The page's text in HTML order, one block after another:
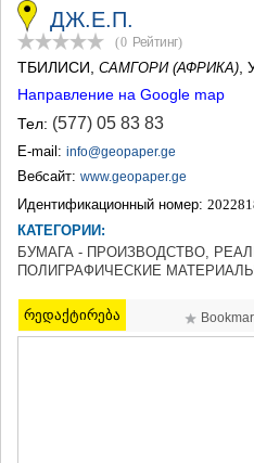
ЧОХАТАУРИ
УРЕКИ
ИМЕРЕТИЯ
БАГДАТИ
ВАНИ
ЗЕСТАФОНИ
ТЕРДЖОЛА
ТКИБУЛИ
КУТАИСИ
ЦКАЛТУБО
ЧИАТУРА
ХОНИ
КАХЕТИЯ
ДЖ.Е.П.
(0 Рейтинг)
ТБИЛИСИ САМГОРИ (АФРИКА) ,
Направление на Google map
Тел: (577) 05 83 83
E-mail: info@geopaper.ge
Вебсайт: www.geopaper.ge
Идентификационный номер:
КАТЕГОРИИ:
БУМАГА - ПРОИЗВОДСТВО,
ПОЛИГРАФИЧЕСКИЕ МАТЕРИАЛЫ
რედაქტირება